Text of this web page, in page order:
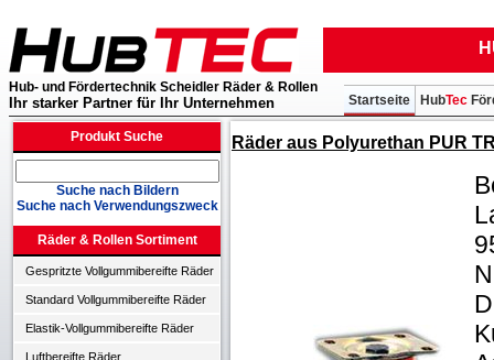
Hub- und Fördertechnik Scheidler Räder & Rollen
Ihr starker Partner für Ihr Unternehmen HubTec
Startseite
Produkt Suche
Suche nach Bildern
Suche nach Verwendungszweck
Räder & Rollen Sortiment
Gespritzte Vollgummibereifte Räder
Standard Vollgummibereifte Räder
Elastik-Vollgummibereifte Räder
Luftbereifte Räder
Räder aus Polyurethan PUR